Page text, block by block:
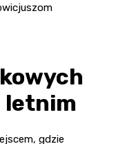
letnim
gdzie